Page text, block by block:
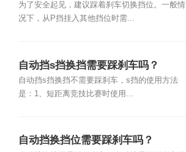
为了安全起见，建议踩着刹车切换挡位。一般情
况下，从P挡挂入其他挡位时需...
自动挡s挡换挡需要踩刹车吗？
自动挡s挡换挡不需要踩刹车，s挡的使用方法
是：1、短距离竞技比赛时使用...
自动挡换挡位需要踩刹车吗？